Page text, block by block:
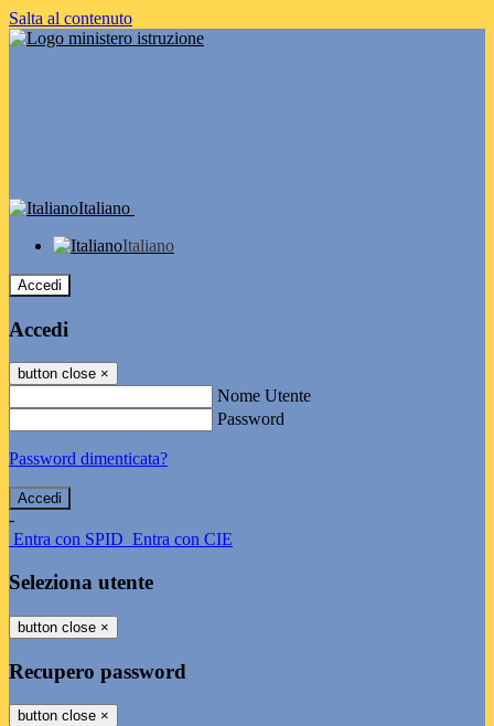
Salta al contenuto
Italiano
Italiano
Accedi
Accedi
button close ×
Nome Utente
Password
Password dimenticata?
-
Entra con SPID Entra con CIE
Seleziona utente
button close ×
Recupero password
button close ×